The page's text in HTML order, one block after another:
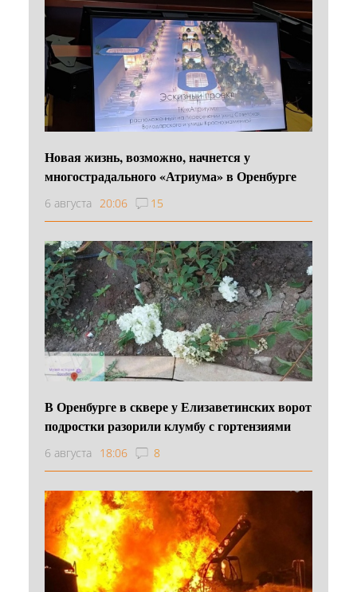
Новая жизнь, возможно, начнется у
многострадального «Атриума» в Оренбурге
6 августа 20:06 15
В Оренбурге в сквере у Елизаветинских ворот
подростки разорили клумбу с гортензиями
6 августа 18:06 8